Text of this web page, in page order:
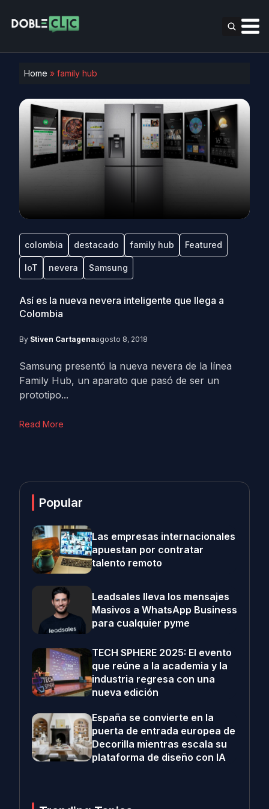
Home » family hub
colombia destacado family hub Featured
IoT nevera Samsung
Así es la nueva nevera inteligente que llega a
Colombia
By Stiven Cartagenaagosto 8, 2018
Samsung presentó la nueva nevera de la línea
Family Hub, un aparato que pasó de ser un
prototipo...
Read More
Popular
Las empresas internacionales
apuestan por contratar
talento remoto
Leadsales lleva los mensajes
Masivos a WhatsApp Business
para cualquier pyme
TECH SPHERE 2025: El evento
que reúne a la academia y la
industria regresa con una
nueva edición
España se convierte en la
puerta de entrada europea de
Decorilla mientras escala su
plataforma de diseño con IA